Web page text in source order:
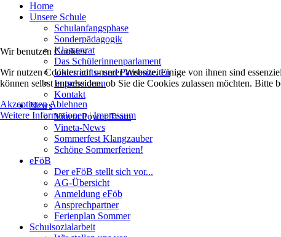
Home
Unsere Schule
Schulanfangsphase
Sonderpädagogik
Klassenrat
Das Schülerinnenparlament
Unterrichts- und Pausenzeiten
Impressionen
Kontakt
News
Vineta Power Team
Vineta-News
Sommerfest Klangzauber
Schöne Sommerferien!
eFöB
Der eFöB stellt sich vor...
AG-Übersicht
Anmeldung eFöb
Ansprechpartner
Ferienplan Sommer
Schulsozialarbeit
Wir benutzen Cookies
Wir nutzen Cookies auf unserer Website. Einige von ihnen sind
können selbst entscheiden, ob Sie die Cookies zulassen möchten.
AkzeptierenAblehnen
Weitere Informationen|Impressum